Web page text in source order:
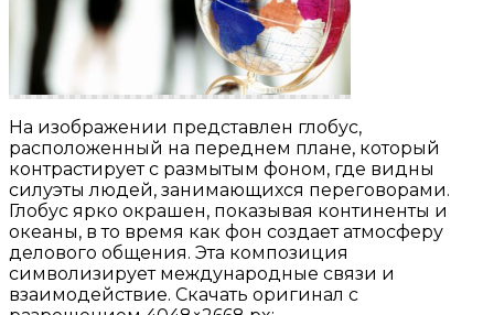
На изображении представлен глобус,
расположенный на переднем плане, который
контрастирует с размытым фоном, где видны
силуэты людей, занимающихся переговорами.
Глобус ярко окрашен, показывая континенты и
океаны, в то время как фон создает атмосферу
делового общения. Эта композиция
символизирует международные связи и
взаимодействие. Скачать оригинал с